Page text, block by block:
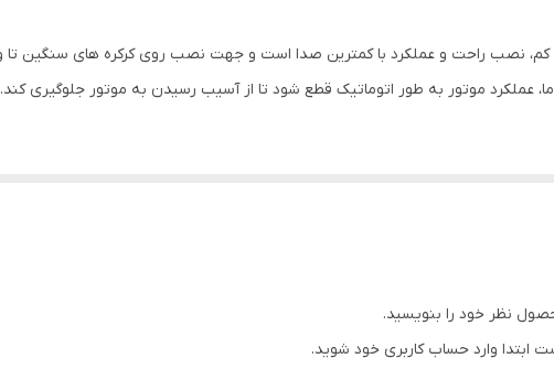
عملکرد موتور به طور اتوماتیک قطع شود تا از آسیب رسیدن به موتور جلوگیری کند.
نظر خود را بنویسید.
ابتدا وارد حساب کاربری خود شوید.